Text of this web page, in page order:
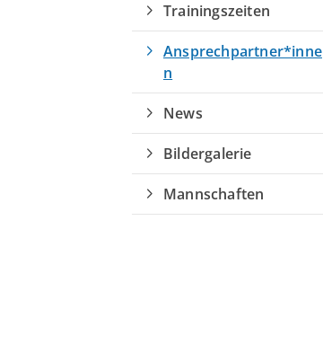
Trainingszeiten
Ansprechpartner*inne
n
News
Bildergalerie
Mannschaften